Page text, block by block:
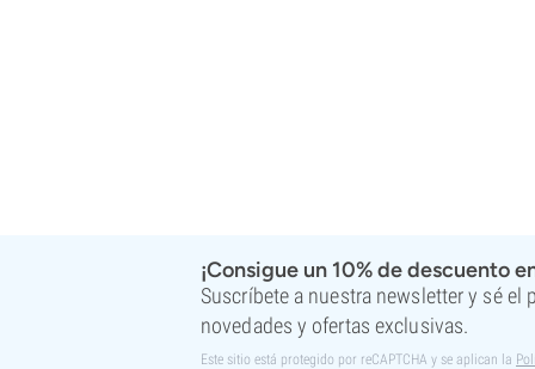
¡Consigue un 10% de descuento
Suscríbete a nuestra newsletter y sé el
novedades y ofertas exclusivas.
Este sitio está protegido por reCAPTCHA y se aplican la